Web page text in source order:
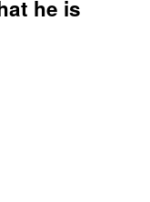
he is